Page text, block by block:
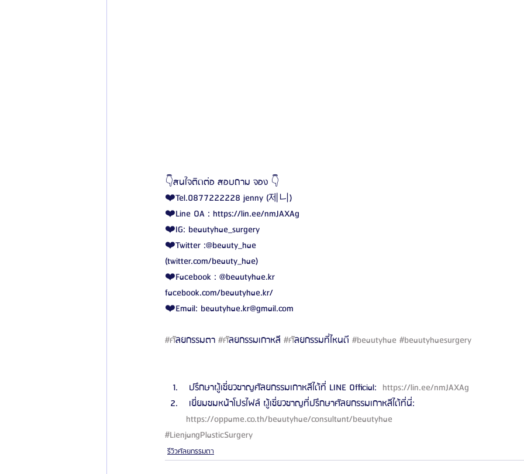
👇สนใจติดต่อ สอบถาม จอง 👇
❤️Tel.0877222228 jenny (제니)
❤️Line OA : https://lin.ee/nmJAXAg
❤️IG: beautyhae_surgery
❤️Twitter :@beauty_hae
(twitter.com/beauty_hae)
❤️Facebook : @beautyhae.kr
facebook.com/beautyhae.kr/
❤️Email: beautyhae.kr@gmail.com
#ศัลยกรรมตา #ศัลยกรรมเกาหลี #ศัลยกรรมที่ไหนดี #beautyhae#beautyhaesurgery
ปรึกษาผู้เชี่ยวชาญศัลยกรรมเกาหลีได้ที่ LINE Official: https://lin.ee/nmJAXAg
เยี่ยมชมหน้าโปรไฟล์ ผู้เชี่ยวชาญที่ปรึกษาศัลยกรรมเกาหลีได้ที่นี่:
https://oppame.co.th/beautyhae/consultant/beautyhae
#LienjangPlasticSurgery
รีวิวศัลยกรรมตา